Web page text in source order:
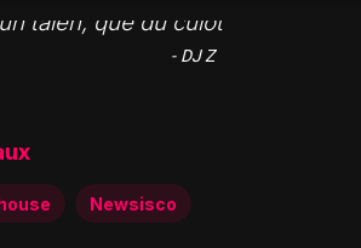
talen, que du culot"
- DJ Z
Newsisco